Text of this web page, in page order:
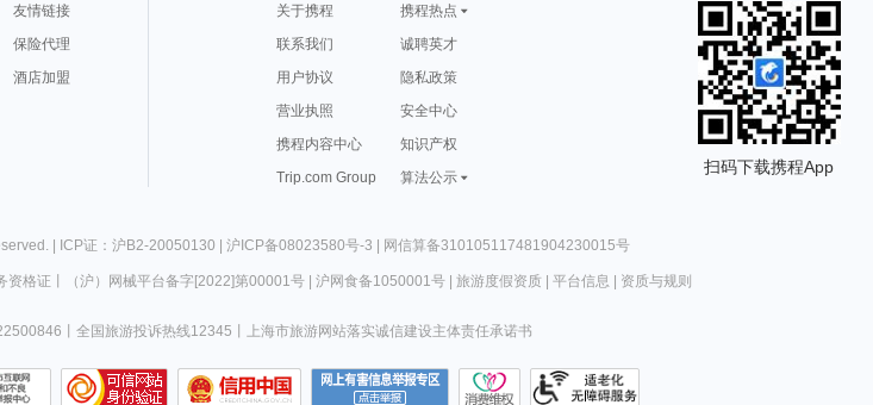
友情链接
保险代理
酒店加盟
关于携程
携程热点
联系我们
诚聘英才
用户协议
隐私政策
营业执照
安全中心
携程内容中心
知识产权
Trip.com Group
算法公示
扫码下载携程App
| ICP证：沪B2-20050130 | 沪ICP备08023580号-3 | 网信算备310105117481904230015号
资格证 （沪）网械平台备字[2022]第00001号| 沪网食备1050001号| 旅游度假资质| 平台信息 资质与规则
全国旅游投诉热线12345 上海市旅游网站落实诚信建设主体责任承诺书